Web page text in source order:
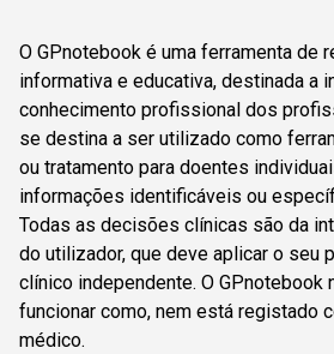
O GPnotebook é uma ferramenta de
informativa e educativa, destinada a
conhecimento profissional dos
se destina a ser utilizado como
ou tratamento para doentes
informações identificáveis ou
Todas as decisões clínicas são da
do utilizador, que deve aplicar o seu
clínico independente. O GPnotebook
funcionar como, nem está registado
médico.